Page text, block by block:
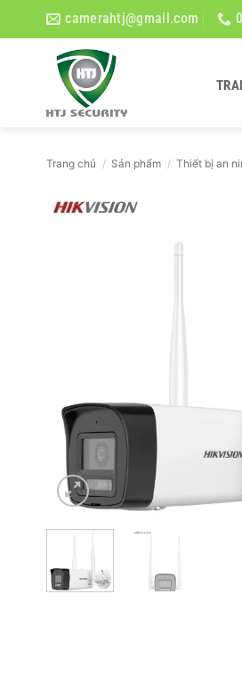
camerahtj@gmail.com
Trang chủ / Sản phẩm / Thiết bị an